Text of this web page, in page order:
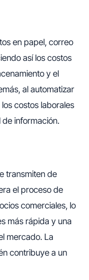
en papel, correo
así los costos
y el
al automatizar
costos laborales
información.
transmiten de
el proceso de
comerciales, lo
más rápida y una
mercado. La
contribuye a un